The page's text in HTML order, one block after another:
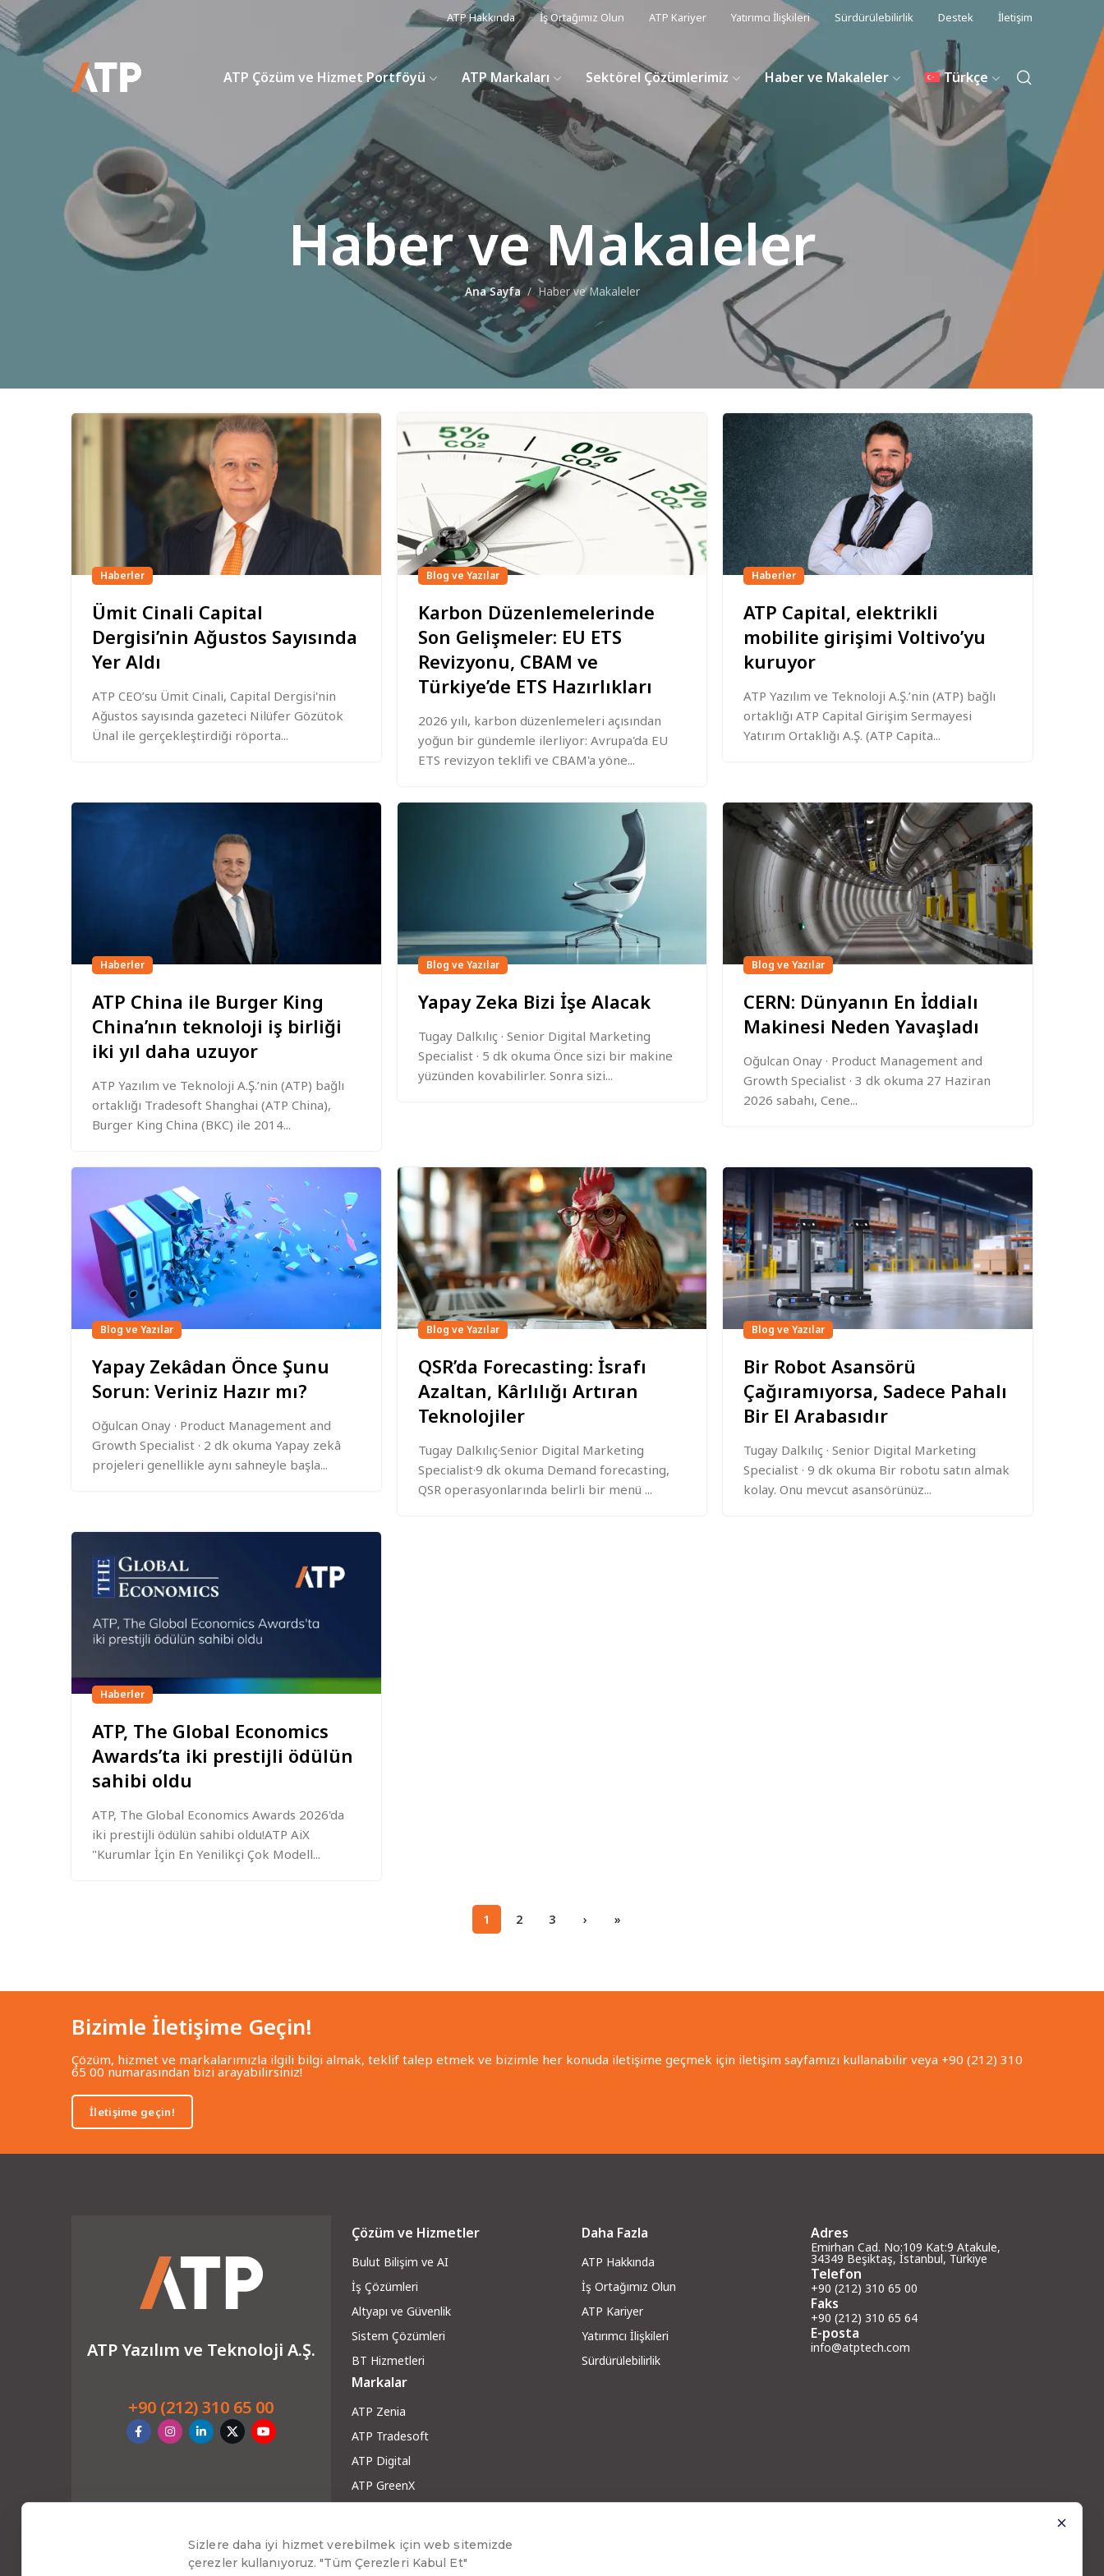
ATP Hakkında İş Ortağımız Olun ATP Kariyer Yatırımcı İlişkileri Sürdürülebilirlik Destek İletişim
ATP Çözüm ve Hizmet Portföyü ATP Markaları Sektörel Çözümlerimiz Haber ve Makaleler Türkçe
Haber ve Makaleler
Ana Sayfa Haber ve Makaleler
Haberler
Ümit Cinali Capital
Dergisi’nin Ağustos Sayısında
Yer Aldı
ATP CEO’su Ümit Cinali, Capital Dergisi'nin
Ağustos sayısında gazeteci Nilüfer Gözütok
Ünal ile gerçekleştirdiği röporta...
Blog ve Yazılar
Karbon Düzenlemelerinde
Son Gelişmeler: EU ETS
Revizyonu, CBAM ve
Türkiye’de ETS Hazırlıkları
2026 yılı, karbon düzenlemeleri açısından
yoğun bir gündemle ilerliyor: Avrupa'da EU
ETS revizyon teklifi ve CBAM'a yöne...
Haberler
ATP Capital, elektrikli
mobilite girişimi Voltivo’yu
kuruyor
ATP Yazılım ve Teknoloji A.Ş.’nin (ATP) bağlı
ortaklığı ATP Capital Girişim Sermayesi
Yatırım Ortaklığı A.Ş. (ATP Capita...
Haberler
ATP China ile Burger King
China’nın teknoloji iş birliği
iki yıl daha uzuyor
ATP Yazılım ve Teknoloji A.Ş.’nin (ATP) bağlı
ortaklığı Tradesoft Shanghai (ATP China),
Burger King China (BKC) ile 2014...
Blog ve Yazılar
Yapay Zeka Bizi İşe Alacak
Tugay Dalkılıç · Senior Digital Marketing
Specialist · 5 dk okuma Önce sizi bir makine
yüzünden kovabilirler. Sonra sizi...
Blog ve Yazılar
CERN: Dünyanın En İddialı
Makinesi Neden Yavaşladı
Oğulcan Onay · Product Management and
Growth Specialist · 3 dk okuma 27 Haziran
2026 sabahı, Cene...
Blog ve Yazılar
Yapay Zekâdan Önce Şunu
Sorun: Veriniz Hazır mı?
Oğulcan Onay · Product Management and
Growth Specialist · 2 dk okuma Yapay zekâ
projeleri genellikle aynı sahneyle başla...
Blog ve Yazılar
QSR’da Forecasting: İsrafı
Azaltan, Kârlılığı Artıran
Teknolojiler
Tugay Dalkılıç·Senior Digital Marketing
Specialist·9 dk okuma Demand forecasting,
QSR operasyonlarında belirli bir menü ...
Blog ve Yazılar
Bir Robot Asansörü
Çağıramıyorsa, Sadece Pahalı
Bir El Arabasıdır
Tugay Dalkılıç · Senior Digital Marketing
Specialist · 9 dk okuma Bir robotu satın almak
kolay. Onu mevcut asansörünüz...
Haberler
ATP, The Global Economics
Awards’ta iki prestijli ödülün
sahibi oldu
ATP, The Global Economics Awards 2026'da
iki prestijli ödülün sahibi oldu!ATP AiX
"Kurumlar İçin En Yenilikçi Çok Modell...
1 2 3 › »
Bizimle İletişime Geçin!
Çözüm, hizmet ve markalarımızla ilgili bilgi almak, teklif talep etmek ve bizimle her konuda iletişime geçmek için iletişim sayfamızı kullanabilir veya +90 (212) 310
65 00 numarasından bizi arayabilirsiniz!
İletişime geçin!
ATP Yazılım ve Teknoloji A.Ş.
+90 (212) 310 65 00
Çözüm ve Hizmetler
Bulut Bilişim ve AI
İş Çözümleri
Altyapı ve Güvenlik
Sistem Çözümleri
BT Hizmetleri
Markalar
ATP Zenia
ATP Tradesoft
ATP Digital
ATP GreenX
Blog ve Yazılar
Daha Fazla
ATP Hakkında
İş Ortağımız Olun
ATP Kariyer
Yatırımcı İlişkileri
Sürdürülebilirlik
Adres
Emirhan Cad. No:109 Kat:9 Atakule,
34349 Beşiktaş, İstanbul, Türkiye
Telefon
+90 (212) 310 65 00
Faks
+90 (212) 310 65 64
E-posta
info@atptech.com